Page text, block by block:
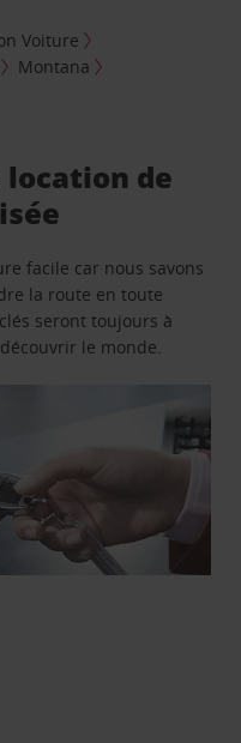
Voiture
Montana
de
facile car nous savons
la route en toute
seront toujours à
le monde.